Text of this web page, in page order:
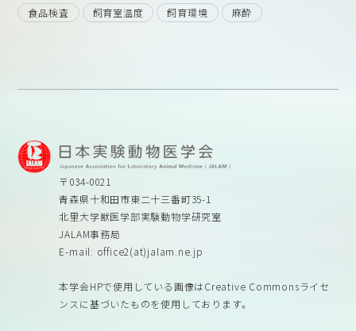
食品検査 飼育室温度 飼育環境 麻酔
〒034-0021
青森県十和田市東二十三番町35-1
北里大学獣医学部実験動物学研究室
JALAM事務局
E-mail: office2(at)jalam.ne.jp
本学会HPで使用している画像はCreative Commonsライセ
ンスに基づいたものを使用しております。